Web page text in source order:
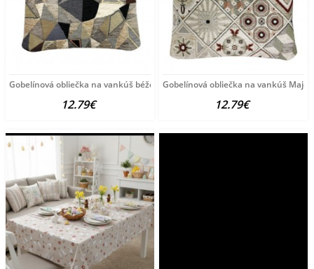
Gobelínová obliečka na vankúš béžová Chenille IT115
12.79€
Gobelínová obliečka na vankúš
12.79€